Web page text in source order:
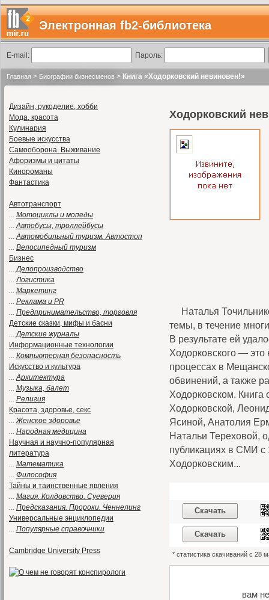
Электронная fb2-библиотека
E-mail: Пароль:
Главная > Биографии бизнесменов > Книга «Ходорковский невиновен!»
Дизайн, рукоделие, хобби
Мода, красота
Кулинария
Боевые искусства
Самооборона. Выживание
Афоризмы и цитаты
Кинороманы
Фантастика
Автотранспорт
... Мотоциклы и мопеды
...Автобусы, троллейбусы
...Автомобильный туризм. Автостоп
... Велосипедный туризм
Бизнес
...Делопроизводство
...Логистика
... Маркетинг
... Реклама и PR
... Предпринимательство, торговля
Детские сказки, мифы и басни
...Детские журналы
Информационные технологии
... Компьютерная безопасность
Искусство и культура
...Архитектура
... Музыка, балет
... Религия
Красота, здоровье, секс
...Женское здоровье
... Народная медицина
Научная и научно-популярная
литература
... Математика
... Философия
Тайны и таинственные явления
... Магия. Колдовство. Суеверия
... Предсказания. Пророки. Ченнелинг
Универсальные энциклопедии
... Популярные справочники
Cambridge University Press
Ходорковский
Наталья
темы, в течение
В результате ей
Ходорковского — это
процессах в
обвинений, а также
Ходорковском.
Ходорковской,
Ясиной, Анатолия
Натальи Тереховой,
публикациях в СМИ с
Ходорковским...
Скачать
Скачать
* статистика скачиваний с 28
вам